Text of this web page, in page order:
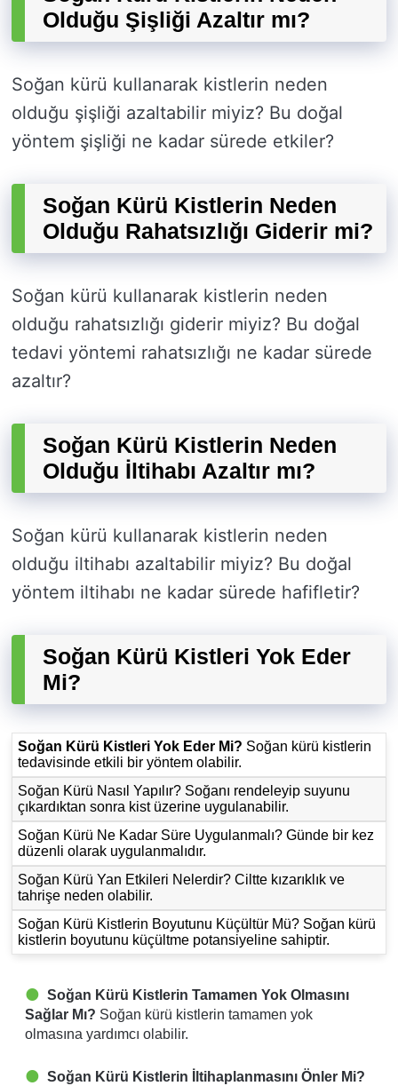
Olduğu Şişliği Azaltır mı?
Soğan kürü kullanarak kistlerin neden
olduğu şişliği azaltabilir miyiz? Bu doğal
yöntem şişliği ne kadar sürede etkiler?
Soğan Kürü Kistlerin Neden
Olduğu Rahatsızlığı Giderir mi?
Soğan kürü kullanarak kistlerin neden
olduğu rahatsızlığı giderir miyiz? Bu doğal
tedavi yöntemi rahatsızlığı ne kadar sürede
azaltır?
Soğan Kürü Kistlerin Neden
Olduğu İltihabı Azaltır mı?
Soğan kürü kullanarak kistlerin neden
olduğu iltihabı azaltabilir miyiz? Bu doğal
yöntem iltihabı ne kadar sürede hafifletir?
Soğan Kürü Kistleri Yok Eder
Mi?
Soğan Kürü Kistleri Yok Eder Mi? Soğan kürü kistlerin
tedavisinde etkili bir yöntem olabilir.
Soğan Kürü Nasıl Yapılır? Soğanı rendeleyip suyunu
çıkardıktan sonra kist üzerine uygulanabilir.
Soğan Kürü Ne Kadar Süre Uygulanmalı? Günde bir kez
düzenli olarak uygulanmalıdır.
Soğan Kürü Yan Etkileri Nelerdir? Ciltte kızarıklık ve
tahrişe neden olabilir.
Soğan Kürü Kistlerin Boyutunu Küçültür Mü? Soğan kürü
kistlerin boyutunu küçültme potansiyeline sahiptir.
Soğan Kürü Kistlerin Tamamen Yok Olmasını
Sağlar Mı? Soğan kürü kistlerin tamamen yok
olmasına yardımcı olabilir.
Soğan Kürü Kistlerin İltihaplanmasını Önler Mi?